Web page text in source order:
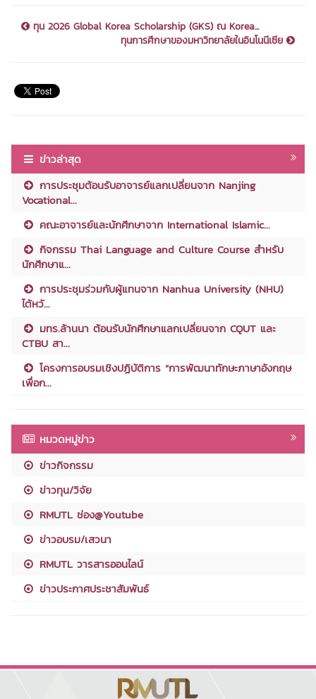
ทุน 2026 Global Korea Scholarship (GKS) ณ Korea...
ทุนการศึกษาของมหาวิทยาลัยในอินโนนีเซีย
ข่าวล่าสุด
การประชุมต้อนรับอาจารย์แลกเปลี่ยนจาก Nanjing
Vocational...
คณะอาจารย์และนักศึกษาจาก International Islamic...
กิจกรรม Thai Language and Culture Course สำหรับ
นักศึกษาแ...
การประชุมร่วมกับผู้แทนจาก Nanhua University (NHU)
ไต้หวั...
มทร.ล้านนา ต้อนรับนักศึกษาแลกเปลี่ยนจาก CQUT และ
CTBU สา...
โครงการอบรมเชิงปฏิบัติการ “การพัฒนาทักษะภาษาอังกฤษ
เพื่อก...
หมวดหมู่ข่าว
ข่าวกิจกรรม
ข่าวทุน/วิจัย
RMUTL ช่อง@Youtube
ข่าวอบรม/เสวนา
RMUTL วารสารออนไลน์
ข่าวประกาศประชาสัมพันธ์